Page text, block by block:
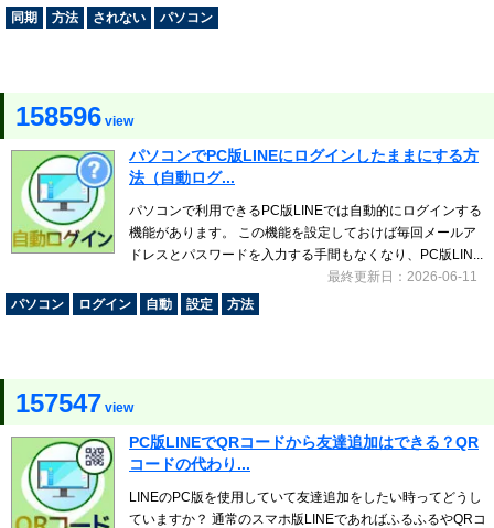
同期
方法 されない パソコン
158596 view
パソコンでPC版LINEにログインしたままにする方
法（自動ログ...
パソコンで利用できるPC版LINEでは自動的にログインする
機能があります。 この機能を設定しておけば毎回メールア
ドレスとパスワードを入力する手間もなくなり、PC版LIN...
最終更新日：2026-06-11
パソコン
ログイン 自動 設定 方法
157547 view
PC版LINEでQRコードから友達追加はできる？QR
コードの代わり...
LINEのPC版を使用していて友達追加をしたい時ってどうし
ていますか？ 通常のスマホ版LINEであればふるふるやQRコ